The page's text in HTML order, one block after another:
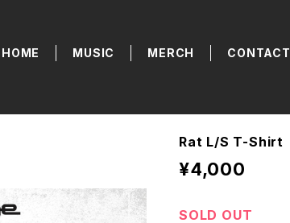
HOME MUSIC MERCH CONTACT
Rat L/S T-Shirt
¥4,000
SOLD OUT